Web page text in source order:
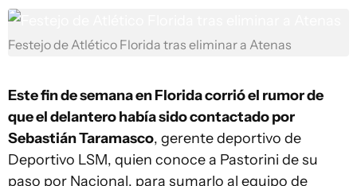
Festejo de Atlético Florida tras eliminar a Atenas
Este fin de semana en Florida corrió el rumor de
que el delantero había sido contactado por
Sebastián Taramasco, gerente deportivo de
Deportivo LSM, quien conoce a Pastorini de su
paso por Nacional, para sumarlo al equipo de